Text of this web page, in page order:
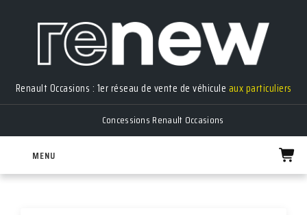
Renault Occasions : 1er réseau de vente de véhicule aux particuliers
Concessions Renault Occasions
MENU